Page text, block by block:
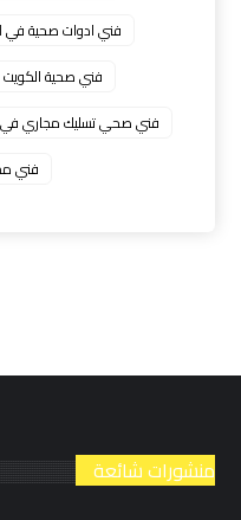
فني ادوات صحية في
فني صحية الكويت
فني صحي تسليك مجاري في
فني
منشورات شائعة